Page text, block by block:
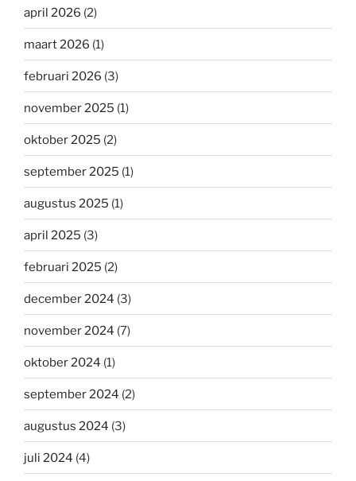
april 2026 (2)
maart 2026 (1)
februari 2026 (3)
november 2025 (1)
oktober 2025 (2)
september 2025 (1)
augustus 2025 (1)
april 2025 (3)
februari 2025 (2)
december 2024 (3)
november 2024 (7)
oktober 2024 (1)
september 2024 (2)
augustus 2024 (3)
juli 2024 (4)